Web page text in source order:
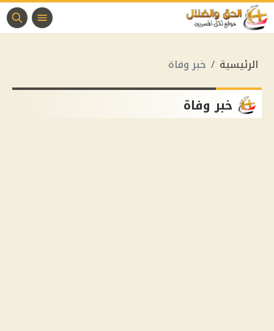
الرئيسية خبر وفاة
خبر وفاة